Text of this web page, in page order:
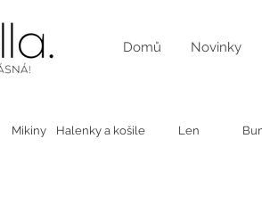
Domů Novinky
Halenky a košile
Mikiny Len